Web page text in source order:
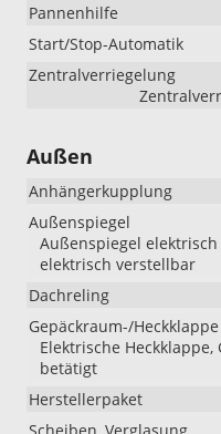
Pannenhilfe
Start/Stop-Automatik
Zentralverriegelung
Außen
Anhängerkupplung
Außenspiegel
Außenspiegel
elektrisch verstellbar
Dachreling
Gepäckraum-/Heckklappe
Elektrische
betätigt
Herstellerpaket
Scheiben, Verglasung